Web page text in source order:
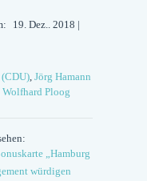
19. Dez.. 2018 |
, Jörg Hamann
Wolfhard Ploog
„Hamburg
würdigen